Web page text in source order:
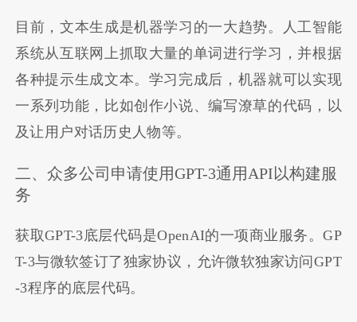
目前，文本生成是机器学习的一大趋势。人工智能
系统从互联网上抓取大量的单词进行学习，并根据
各种提示生成文本。学习完成后，机器就可以实现
一系列功能，比如创作小说、编写潦草的代码，以
及让用户对话历史人物等。
二、众多公司申请使用GPT-3通用API以构建服
务
获取GPT-3底层代码是OpenAI的一项商业服务。GP
T-3与微软签订了独家协议，允许微软独家访问GPT
-3程序的底层代码。